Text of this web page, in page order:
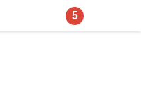
5